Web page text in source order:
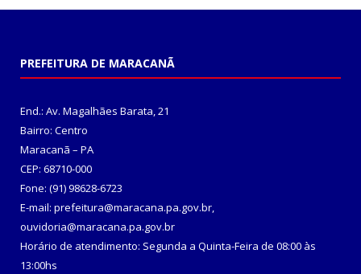
PREFEITURA DE MARACANÃ
End.: Av. Magalhães Barata, 21
Bairro: Centro
Maracanã – PA
CEP: 68710-000
Fone: (91) 98628-6723
E-mail: prefeitura@maracana.pa.gov.br,
ouvidoria@maracana.pa.gov.br
Horário de atendimento: Segunda a Quinta-Feira de 08:00 às
13:00hs